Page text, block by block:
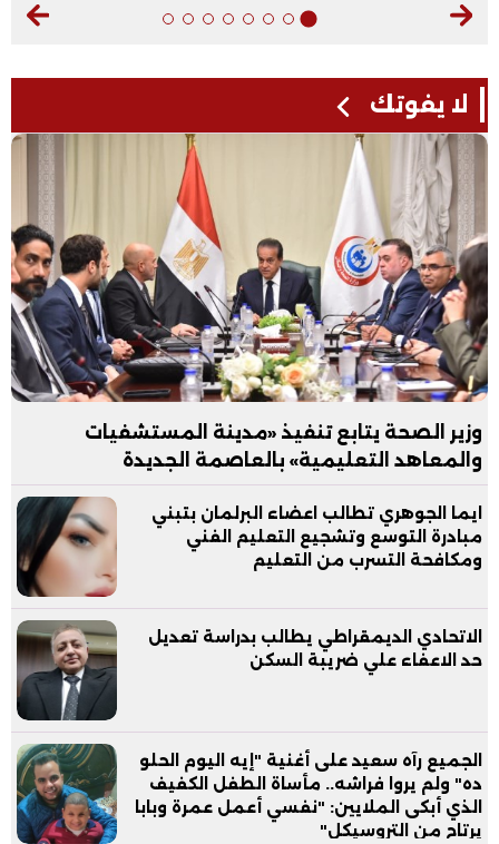
لا يفوتك
وزير الصحة يتابع تنفيذ «مدينة المستشفيات
والمعاهد التعليمية» بالعاصمة الجديدة
ايما الجوهري تطالب اعضاء البرلمان بتبني
مبادرة التوسع وتشجيع التعليم الفني
ومكافحة التسرب من التعليم
الاتحادي الديمقراطي يطالب بدراسة تعديل
حد الاعفاء علي ضريبة السكن
الجميع رآه سعيد على أغنية "إيه اليوم الحلو
ده" ولم يروا فراشه.. مأساة الطفل الكفيف
الذي أبكى الملايين: "نفسي أعمل عمرة وبابا
يرتاح من التروسيكل"